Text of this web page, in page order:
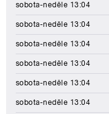
sobota-neděle 13:04
sobota-neděle 13:04
sobota-neděle 13:04
sobota-neděle 13:04
sobota-neděle 13:04
sobota-neděle 13:04